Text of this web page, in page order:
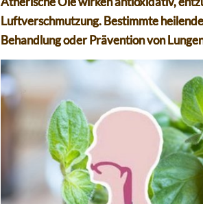
Luftverschmutzung.Bestimmte
Behandlung oder Prävention von